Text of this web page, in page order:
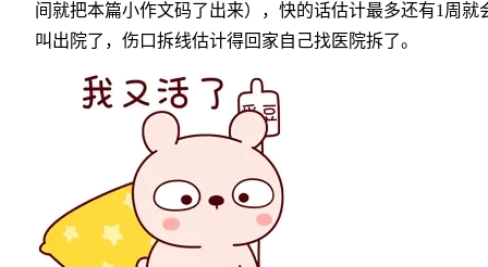
间就把本篇小作文码了出来），快的话估计最多还有1周就
叫出院了，伤口拆线估计得回家自己找医院拆了。